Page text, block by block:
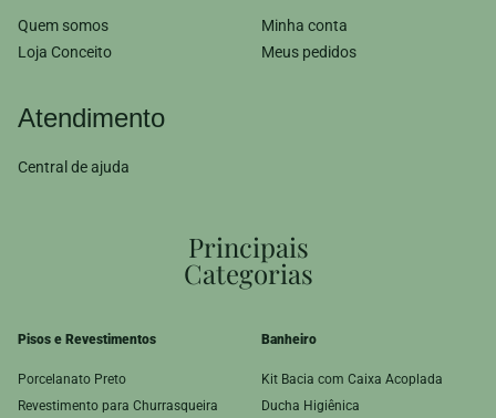
Quem somos
Loja Conceito
Minha conta
Meus pedidos
Atendimento
Central de ajuda
Principais
Categorias
Pisos e Revestimentos
Porcelanato Preto
Revestimento para Churrasqueira
Banheiro
Kit Bacia com Caixa Acoplada
Ducha Higiênica